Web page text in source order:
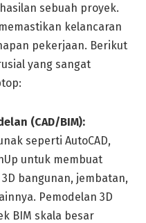
sebuah proyek.
kelancaran
pekerjaan. Berikut
yang sangat
(CAD/BIM):
seperti AutoCAD,
untuk membuat
bangunan, jembatan,
Pemodelan 3D
BIM skala besar